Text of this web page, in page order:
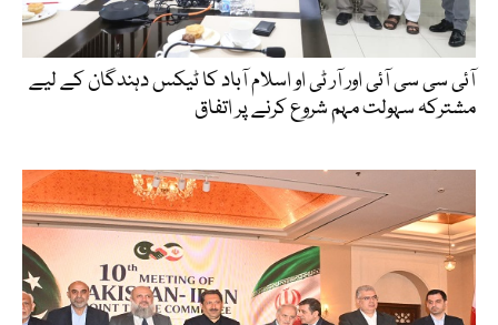
آئی سی سی آئی اور آر ٹی او اسلام آباد کا ٹیکس دہندگان کے لیے
مشترکہ سہولت مہم شروع کرنے پر اتفاق